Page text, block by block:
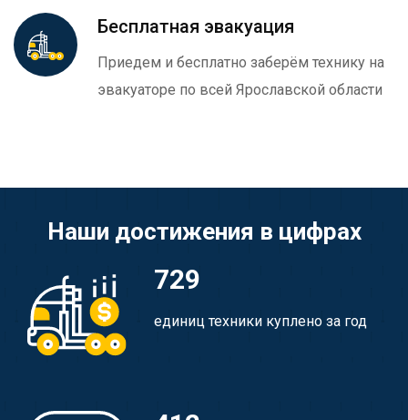
Бесплатная эвакуация
Приедем и бесплатно заберём технику на
эвакуаторе по всей Ярославской области
Наши достижения в цифрах
729
единиц техники куплено за год